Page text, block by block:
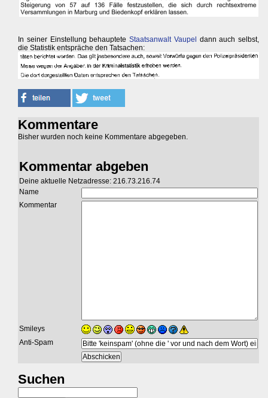
In seiner Einstellung behaupteteStaatsanwalt Vaupel dann auch selbst,
die Statistik entspräche den Tatsachen:
Kommentare
Bisher wurden noch keine Kommentare abgegeben.
Kommentar abgeben
Deine aktuelle Netzadresse: 216.73.216.74
Name
Kommentar
Smileys
Anti-Spam
Suchen